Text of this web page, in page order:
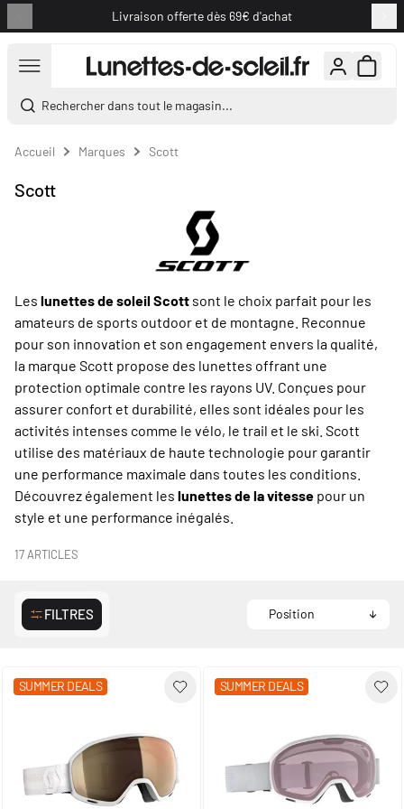
Livraison offerte dès 69€ d'achat
Rechercher dans tout le magasin...
Accueil Marques Scott
Scott
Les lunettes de soleil Scott sont le choix parfait pour les
amateurs de sports outdoor et de montagne. Reconnue
pour son innovation et son engagement envers la qualité,
la marque Scott propose des lunettes offrant une
protection optimale contre les rayons UV. Conçues pour
assurer confort et durabilité, elles sont idéales pour les
activités intenses comme le vélo, le trail et le ski. Scott
utilise des matériaux de haute technologie pour garantir
une performance maximale dans toutes les conditions.
Découvrez également les lunettes de la vitesse pour un
style et une performance inégalés.
17 ARTICLES
FILTRES
SUMMER DEALS SUMMER DEALS